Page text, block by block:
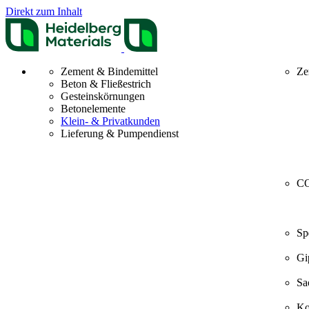
Direkt zum Inhalt
Zement & Bindemittel
Beton & Fließestrich
Gesteinskörnungen
Betonelemente
Klein- & Privatkunden
Lieferung & Pumpendienst